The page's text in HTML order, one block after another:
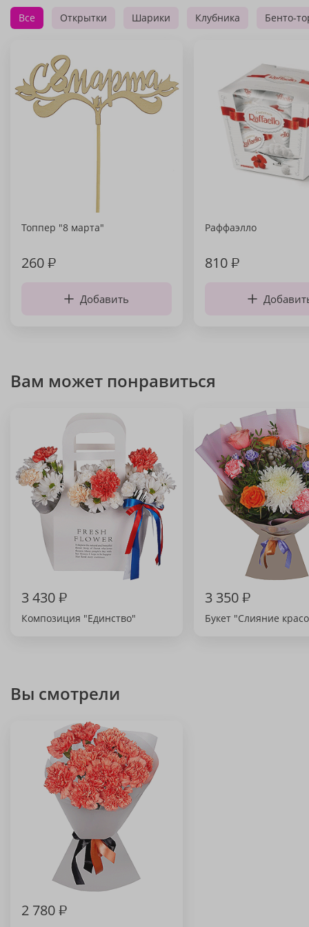
Все Открытки Шарики Клубника Бенто-
Топпер "8 марта"
260₽
Добавить
Раффаэлло
810₽
Вам может понравиться
3 430₽
Композиция "Единство"
3 350₽
Букет "Слияние
Вы смотрели
2 780₽